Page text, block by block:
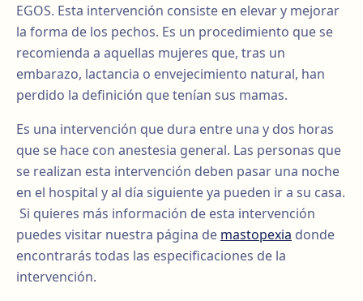
EGOS. Esta intervención consiste en elevar y mejorar
la forma de los pechos. Es un procedimiento que se
recomienda a aquellas mujeres que, tras un
embarazo, lactancia o envejecimiento natural, han
perdido la definición que tenían sus mamas.
Es una intervención que dura entre una y dos horas
que se hace con anestesia general. Las personas que
se realizan esta intervención deben pasar una noche
en el hospital y al día siguiente ya pueden ir a su casa.
Si quieres más información de esta intervención
puedes visitar nuestra página de mastopexia donde
encontrarás todas las especificaciones de la
intervención.